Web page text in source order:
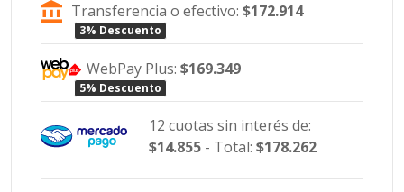
Transferencia o efectivo:$172.914
3% Descuento
WebPay Plus:$169.349
5% Descuento
12 cuotas sin interés de:
$14.855- Total: $178.262